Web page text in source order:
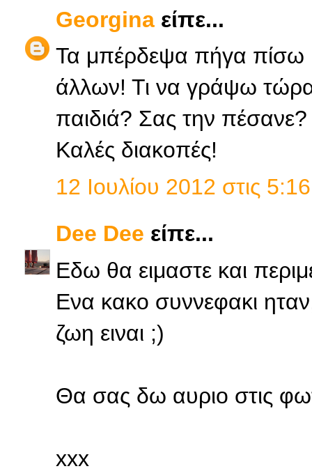
Georgina είπε...
Τα μπέρδεψα πήγα πίσω
άλλων! Τι να γράψω τώρα
παιδιά? Σας την πέσανε?
Καλές διακοπές!
12 Ιουλίου 2012 στις
Dee Dee είπε...
Εδω θα ειμαστε και
Ενα κακο συννεφακι
ζωη ειναι ;)
Θα σας δω αυριο στις
xxx